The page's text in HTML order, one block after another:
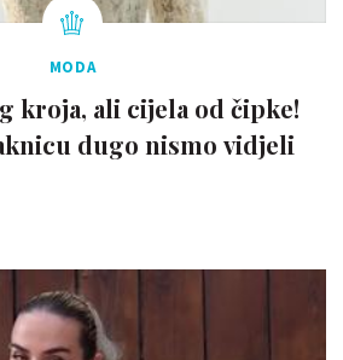
MODA
kroja, ali cijela od čipke!
dugo nismo vidjeli